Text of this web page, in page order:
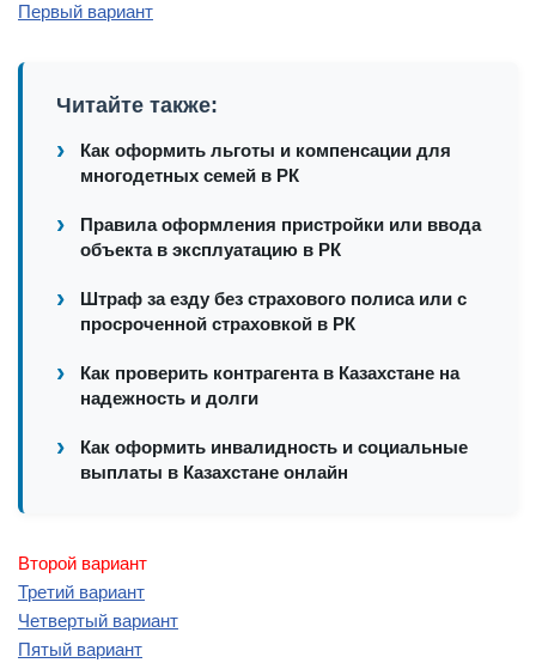
Первый вариант
Читайте также:
Как оформить льготы и компенсации для
многодетных семей в РК
Правила оформления пристройки или ввода
объекта в эксплуатацию в РК
Штраф за езду без страхового полиса или с
просроченной страховкой в РК
Как проверить контрагента в Казахстане на
надежность и долги
Как оформить инвалидность и социальные
выплаты в Казахстане онлайн
Второй вариант
Третий вариант
Четвертый вариант
Пятый вариант